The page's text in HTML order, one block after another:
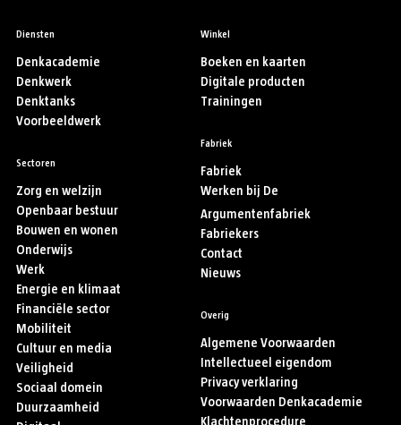
Diensten
Denkacademie
Denkwerk
Denktanks
Voorbeeldwerk
Sectoren
Zorg en welzijn
Openbaar bestuur
Bouwen en wonen
Onderwijs
Werk
Energie en klimaat
Financiële sector
Mobiliteit
Cultuur en media
Veiligheid
Sociaal domein
Duurzaamheid
Winkel
Boeken en kaarten
Digitale producten
Trainingen
Fabriek
Fabriek
Werken bij De
Argumentenfabriek
Fabriekers
Contact
Nieuws
Overig
Algemene Voorwaarden
Intellectueel eigendom
Privacy verklaring
Voorwaarden Denkacademie
Klachtenprocedure